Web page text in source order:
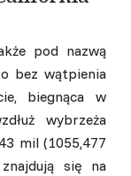
pod nazwą
bez wątpienia
biegnąca w
wybrzeża
mil (1055,477
się na